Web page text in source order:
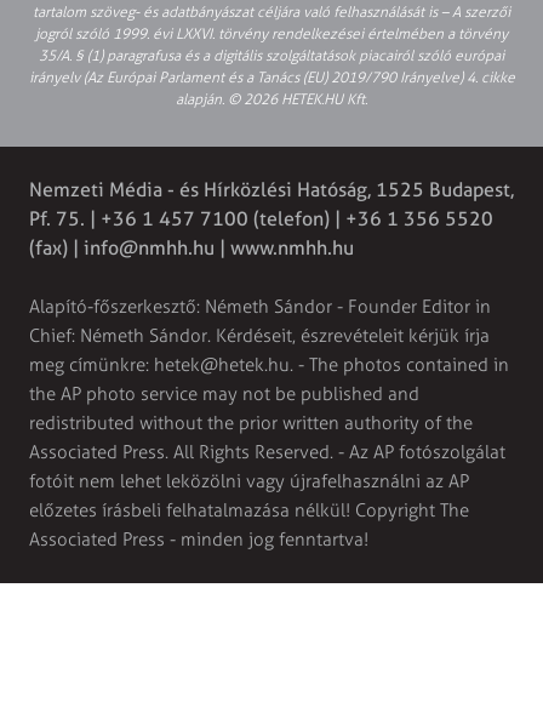
tartalom szöveg- és adatbányászat céljára való felhasználását is – A szerzői
jogról szóló 1999. évi LXXVI. törvény rendelkezései értelmében a törvény
35/A. § (1) paragrafusa és a digitális szolgáltatások piacairól szóló európai
irányelv (Az Európai Parlament és a Tanács (EU) 2019/790 Irányelve) 4. cikke
alapján. © 2026 HETEK.HU Kft.
Nemzeti Média - és Hírközlési Hatóság, 1525 Budapest,
Pf. 75. | +36 1 457 7100 (telefon) | +36 1 356 5520
(fax) | info@nmhh.hu | www.nmhh.hu
Alapító-főszerkesztő: Németh Sándor - Founder Editor in
Chief: Németh Sándor. Kérdéseit, észrevételeit kérjük írja
meg címünkre: hetek@hetek.hu. - The photos contained in
the AP photo service may not be published and
redistributed without the prior written authority of the
Associated Press. All Rights Reserved. - Az AP fotószolgálat
fotóit nem lehet leközölni vagy újrafelhasználni az AP
előzetes írásbeli felhatalmazása nélkül! Copyright The
Associated Press - minden jog fenntartva!